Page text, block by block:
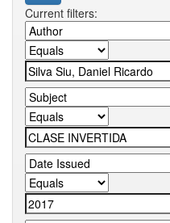
Current filters: